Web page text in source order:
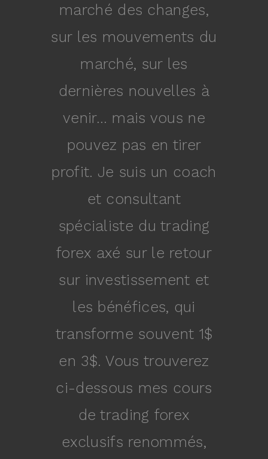
marché des changes,
sur les mouvements du
marché, sur les
dernières nouvelles à
venir… mais vous ne
pouvez pas en tirer
profit. Je suis un coach
et consultant
spécialiste du trading
forex axé sur le retour
sur investissement et
les bénéfices, qui
transforme souvent 1$
en 3$. Vous trouverez
ci-dessous mes cours
de trading forex
exclusifs renommés,